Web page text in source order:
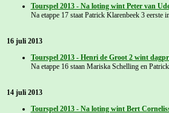
Tourspel 2013 - Na loting wint Peter van
Na etappe 17 staat Patrick Klarenbeek 3 eerste
16 juli 2013
Tourspel 2013 - Henri de Groot 2 wint
Na etappe 16 staan Mariska Schelling en
14 juli 2013
Tourspel 2013 - Na loting wint Bert